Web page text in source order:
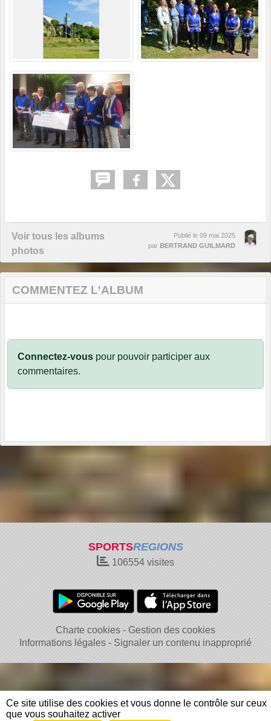
Voir tous les albums
photos
Publié le 09 mai 2025
par BERTRAND GUILMARD
COMMENTEZ L'ALBUM
Connectez-vous pour pouvoir participer aux
commentaires.
SPORTSREGIONS
106554 visites
Charte cookies
Gestion des cookies
Informations légales
Signaler un contenu inapproprié
Ce site utilise des cookies et vous donne le contrôle sur ceux
que vous souhaitez activer